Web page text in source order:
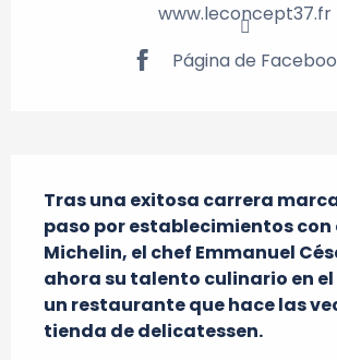
www.leconcept37.fr
Página de
Tras una exitosa carrera
paso por establecimientos
Michelin, el chef Emmanuel
ahora su talento culinario en
un restaurante que hace las
tienda de delicatessen.